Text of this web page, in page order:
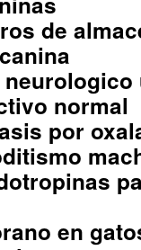
de
normal
por
en